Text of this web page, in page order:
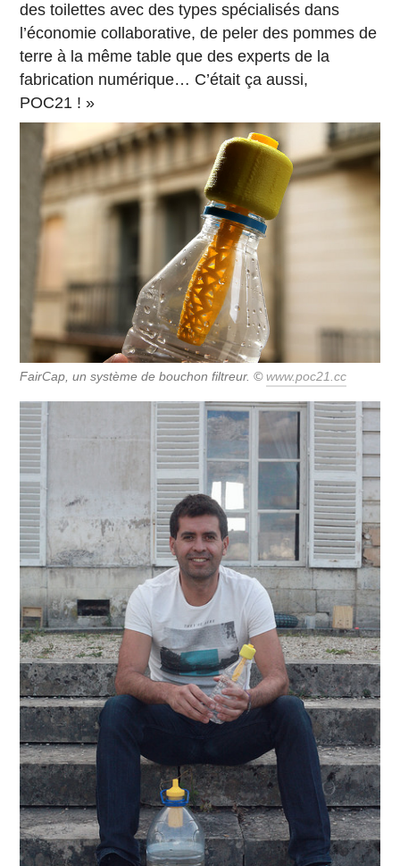
des toilettes avec des types spécialisés dans
l’économie collaborative, de peler des pommes de
terre à la même table que des experts de la
fabrication numérique… C’était ça aussi,
POC21 ! »
FairCap, un système de bouchon filtreur. ©www.poc21.cc